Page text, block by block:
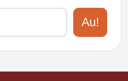
Au!